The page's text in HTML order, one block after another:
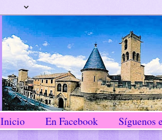
Inicio En Facebook Síguenos